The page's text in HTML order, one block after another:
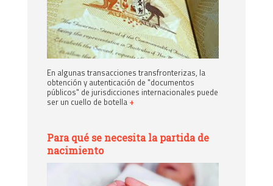
En algunas transacciones transfronterizas, la
obtención y autenticación de "documentos
públicos" de jurisdicciones internacionales puede
ser un cuello de botella +
Para qué se necesita la partida de
nacimiento